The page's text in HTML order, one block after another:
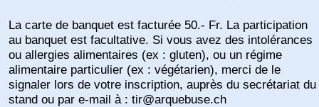
La carte de banquet est facturée 50.- Fr. La participation
au banquet est facultative. Si vous avez des intolérances
ou allergies alimentaires (ex : gluten), ou un régime
alimentaire particulier (ex : végétarien), merci de le
signaler lors de votre inscription, auprès du secrétariat du
stand ou par e-mail à : tir@arquebuse.ch